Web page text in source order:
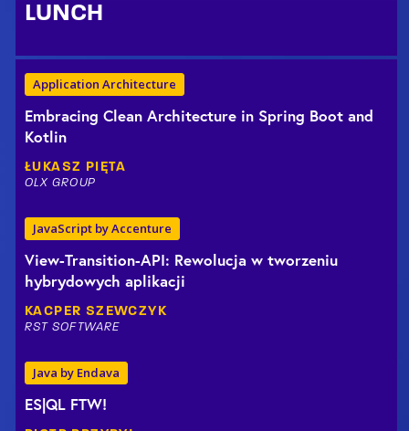
LUNCH
Application Architecture
Embracing Clean Architecture in Spring Boot and
Kotlin
ŁUKASZ PIĘTA
OLX GROUP
JavaScript by Accenture
View-Transition-API: Rewolucja w tworzeniu
hybrydowych aplikacji
KACPER SZEWCZYK
RST SOFTWARE
Java by Endava
ES|QL FTW!